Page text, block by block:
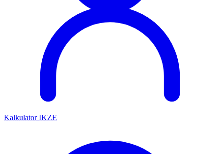
Kalkulator IKZE